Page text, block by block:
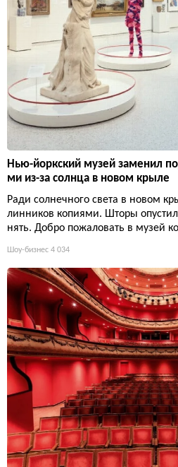
Нью-йоркский музей заменил
ми из-за солнца в новом крыле
Ради солнечного света в новом
линников копиями. Шторы
нять. Добро пожаловать в музей
Шоу-бизнес 4 034